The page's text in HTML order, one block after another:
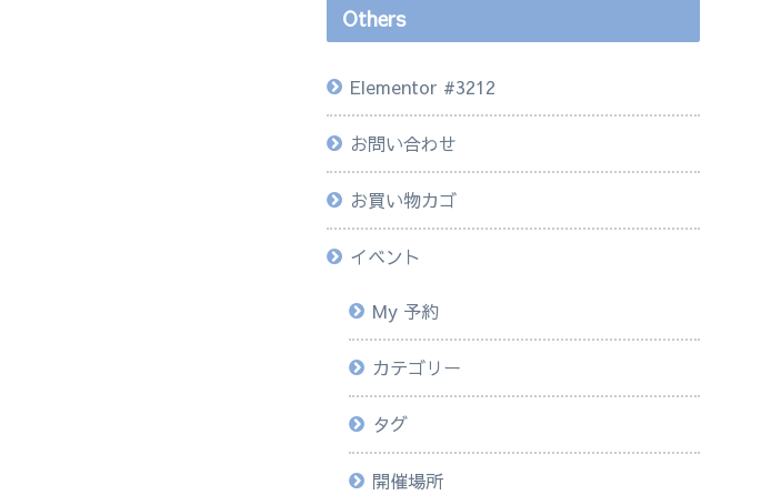
Others
Elementor #3212
お問い合わせ
お買い物カゴ
イベント
My 予約
カテゴリー
タグ
開催場所